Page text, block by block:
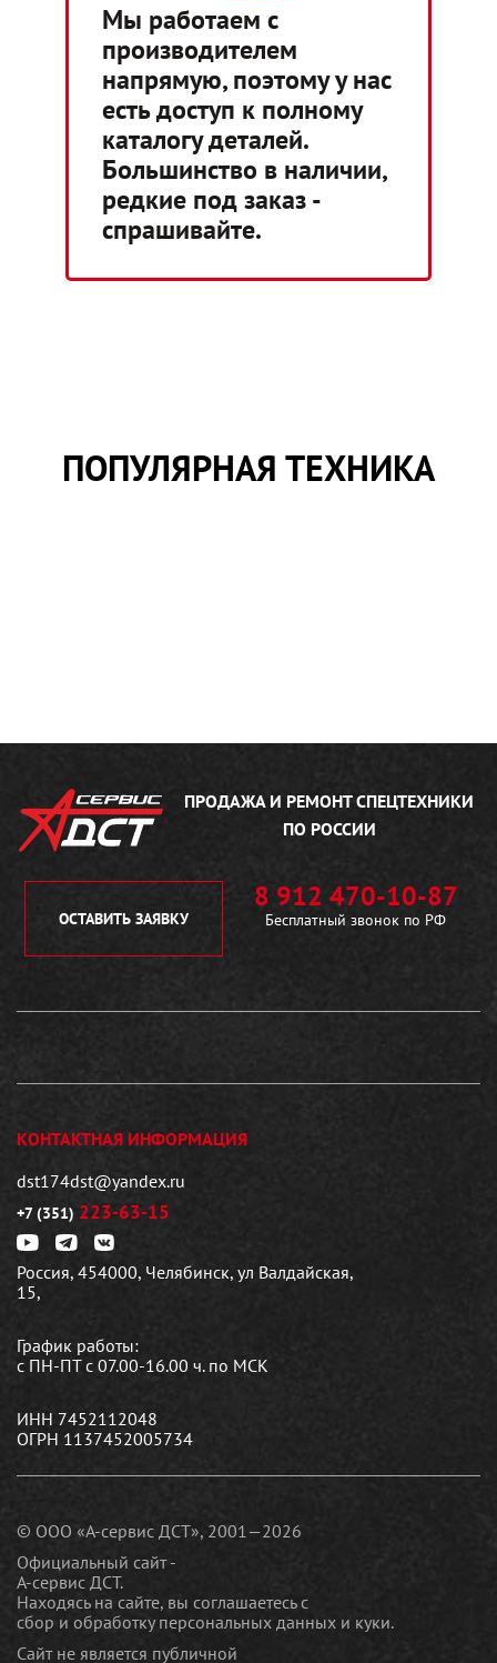
Мы работаем с
производителем
напрямую, поэтому у нас
есть доступ к полному
каталогу деталей.
Большинство в наличии,
редкие под заказ -
спрашивайте.
ПОПУЛЯРНАЯ ТЕХНИКА
ПРОДАЖА И РЕМОНТСПЕЦТЕХНИКИ
ПО РОССИИ
ОСТАВИТЬ ЗАЯВКУ
8 912 470-10-87
Бесплатный звонок по РФ
КОНТАКТНАЯ ИНФОРМАЦИЯ
dst174dst@yandex.ru
+7 (351) 223-63-15
Россия, 454000, Челябинск, ул Валдайская,
15,
График работы:
с ПН-ПТ с 07.00-16.00 ч. по МСК
ИНН 7452112048
ОГРН 1137452005734
© ООО «А-сервис ДСТ», 2001—2026
Официальный сайт -
А-сервис ДСТ.
Находясь на сайте, вы соглашаетесь c
сбор и обработку персональных данных и куки.
Сайт не является публичной